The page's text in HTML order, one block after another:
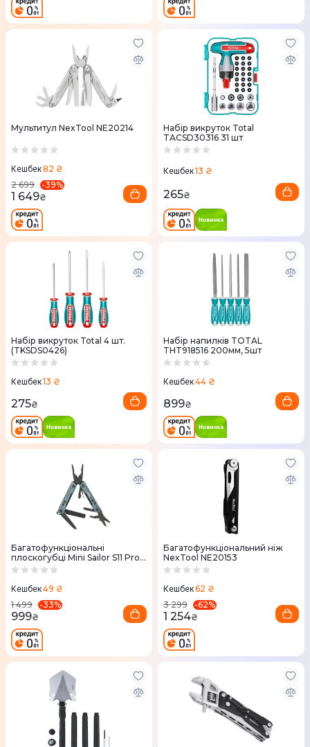
Мультитул NexTool NE20214
Кешбек82 ₴
2 699
-39%
1 649₴
Набір викруток Total
TACSD30316 31 шт
Кешбек13 ₴
265₴
Набір викруток Total 4 шт.
(TKSDS0426)
Кешбек13 ₴
275₴
Набір напилків TOTAL
THT918516 200мм, 5шт
Кешбек44 ₴
899₴
Багатофункціональні
плоскогубці Mini Sailor S11 Pro
NE20382A
Кешбек49 ₴
1 499
-33%
999₴
Багатофункціональний ніж
NexTool NE20153
Кешбек62 ₴
3 299
-62%
1 254₴